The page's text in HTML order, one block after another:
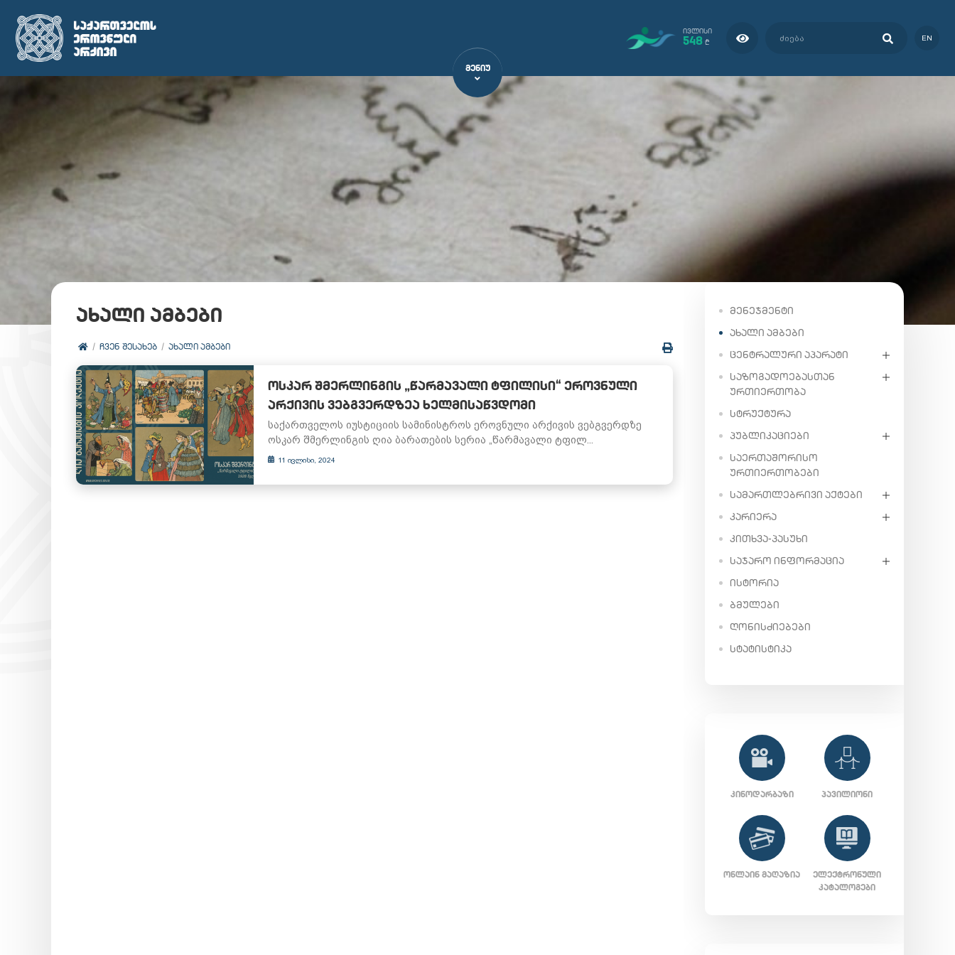
ᲘᲕᲚᲘᲡᲘ
548 ₾ EN
ᲛᲔᲜᲘᲣ
ახალი ამბები
ᲩᲕᲔᲜ ᲨᲔᲡᲐᲮᲔᲑ ᲐᲮᲐᲚᲘ ᲐᲛᲑᲔᲑᲘ
ᲝᲡᲙᲐᲠ ᲨᲛᲔᲠᲚᲘᲜᲒᲘᲡ „ᲬᲐᲠᲛᲐᲕᲐᲚᲘ ᲢᲤᲘᲚᲘᲡᲘ“ ᲔᲠᲝᲕᲜᲣᲚᲘ
ᲐᲠᲥᲘᲕᲘᲡ ᲕᲔᲑᲒᲕᲔᲠᲓᲖᲔᲐ ᲮᲔᲚᲛᲘᲡᲐᲬᲕᲓᲝᲛᲘ
საქართველოს იუსტიციის სამინისტროს ეროვნული არქივის ვებგვერდზე
ოსკარ შმერლინგის ღია ბარათების სერია „წარმავალი ტფილ...
11 ივლისი, 2024
ᲛᲔᲜᲔᲯᲛᲔᲜᲢᲘ
ᲐᲮᲐᲚᲘ ᲐᲛᲑᲔᲑᲘ
ᲪᲔᲜᲢᲠᲐᲚᲣᲠᲘ ᲐᲞᲐᲠᲐᲢᲘ
ᲡᲐᲖᲝᲒᲐᲓᲝᲔᲑᲐᲡᲗᲐᲜ
ᲣᲠᲗᲘᲔᲠᲗᲝᲑᲐ
ᲡᲢᲠᲣᲥᲢᲣᲠᲐ
ᲞᲣᲑᲚᲘᲙᲐᲪᲘᲔᲑᲘ
ᲡᲐᲔᲠᲗᲐᲨᲝᲠᲘᲡᲝ
ᲣᲠᲗᲘᲔᲠᲗᲝᲑᲔᲑᲘ
ᲡᲐᲛᲐᲠᲗᲚᲔᲑᲠᲘᲕᲘ ᲐᲥᲢᲔᲑᲘ
ᲙᲐᲠᲘᲔᲠᲐ
ᲙᲘᲗᲮᲕᲐ-ᲞᲐᲡᲣᲮᲘ
ᲡᲐᲯᲐᲠᲝ ᲘᲜᲤᲝᲠᲛᲐᲪᲘᲐ
ᲘᲡᲢᲝᲠᲘᲐ
ᲑᲛᲣᲚᲔᲑᲘ
ᲦᲝᲜᲘᲡᲫᲘᲔᲑᲔᲑᲘ
ᲡᲢᲐᲢᲘᲡᲢᲘᲙᲐ
ᲙᲘᲜᲝᲓᲐᲠᲑᲐᲖᲘ ᲞᲐᲕᲘᲚᲘᲝᲜᲘ
ᲝᲜᲚᲐᲘᲜ ᲛᲐᲦᲐᲖᲘᲐ
ᲔᲚᲔᲥᲢᲠᲝᲜᲣᲚᲘ
ᲙᲐᲢᲐᲚᲝᲒᲔᲑᲘ